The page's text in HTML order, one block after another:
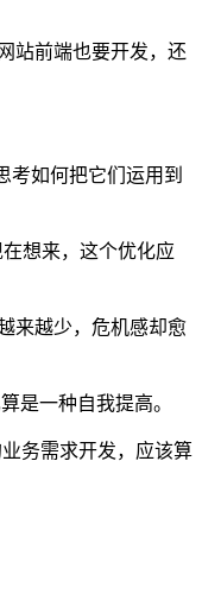
站前端也要开发，还
考如何把它们运用到
想来，这个优化应
来越少，危机感却愈
是一种自我提高。
务需求开发，应该算